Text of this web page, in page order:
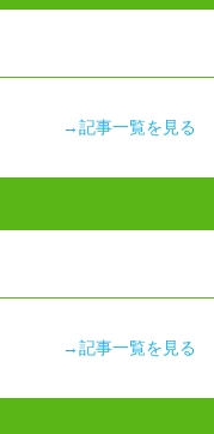
→記事一覧を見る
→記事一覧を見る